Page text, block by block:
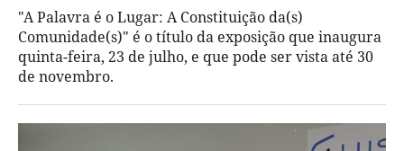
"A Palavra é o Lugar: A Constituição da(s)
Comunidade(s)" é o título da exposição que inaugura
quinta-feira, 23 de julho, e que pode ser vista até 30
de novembro.